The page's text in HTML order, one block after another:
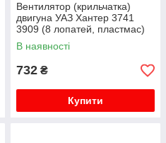
Вентилятор (крильчатка)
двигуна УАЗ Хантер 3741
3909 (8 лопатей, пластмас)
(під гідромуфту) Авто
Престиж
В наявності
732 ₴
Купити